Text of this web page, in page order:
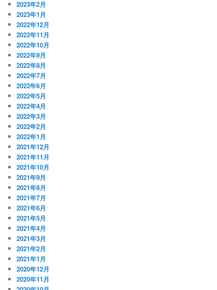
2023年2月
2023年1月
2022年12月
2022年11月
2022年10月
2022年9月
2022年8月
2022年7月
2022年6月
2022年5月
2022年4月
2022年3月
2022年2月
2022年1月
2021年12月
2021年11月
2021年10月
2021年9月
2021年8月
2021年7月
2021年6月
2021年5月
2021年4月
2021年3月
2021年2月
2021年1月
2020年12月
2020年11月